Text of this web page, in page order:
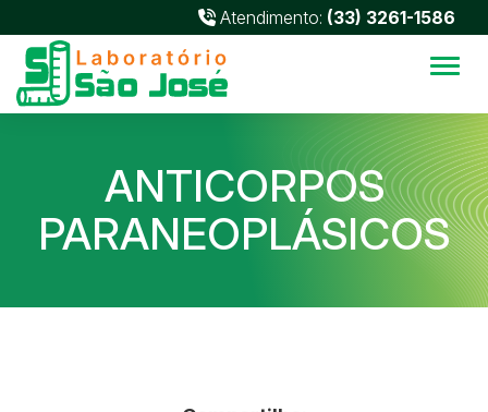
Atendimento: (33) 3261-1586
ANTICORPOS
PARANEOPLÁSICOS